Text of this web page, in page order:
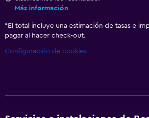
Más información
* El total incluye una estimación de tasas e
pagar al hacer check-out.
Configuración de cookies